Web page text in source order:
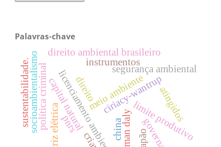
Palavras-chave
ciriacy-wantrup
herman daly
segurança ambiental
limite produtivo
capital naturalmeio ambiente
política criminal
japão
licenciamento ambiental atingidos
direito
pnrs
instrumentos
matriz elétrica china
socioambientalismo direito ambiental brasileiro
sustentabilidade.